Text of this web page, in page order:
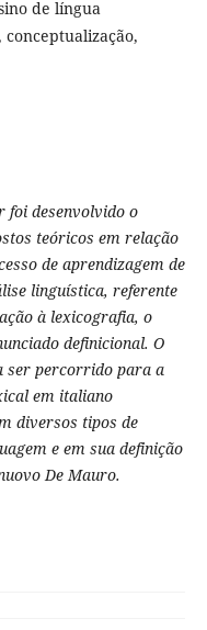
de língua
foi desenvolvido o
teóricos em relação
de aprendizagem de
linguística, referente
à lexicografia, o
definicional. O
ser percorrido para a
em italiano
diversos tipos de
e em sua definição
De Mauro.